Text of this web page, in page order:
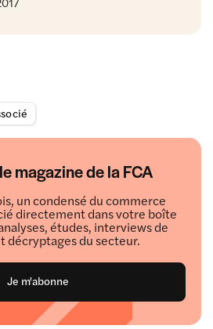
magazine de la FCA
un condensé du commerce
directement dans votre boîte
études, interviews de
décryptages du secteur.
Je m'abonne